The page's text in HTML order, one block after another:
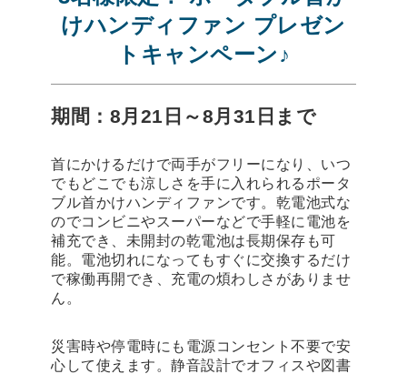
けハンディファン プレゼン
トキャンペーン♪
期間：8月21日～8月31日まで
首にかけるだけで両手がフリーになり、いつ
でもどこでも涼しさを手に入れられるポータ
ブル首かけハンディファンです。乾電池式な
のでコンビニやスーパーなどで手軽に電池を
補充でき、未開封の乾電池は長期保存も可
能。電池切れになってもすぐに交換するだけ
で稼働再開でき、充電の煩わしさがありませ
ん。
災害時や停電時にも電源コンセント不要で安
心して使えます。静音設計でオフィスや図書